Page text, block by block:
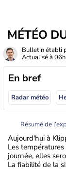
MÉTÉO
Bulletin établi
Actualisé à
En bref
Radar météo
Résumé de
Aujourd'hui à
Les
journée, elles
La fiabilité de la